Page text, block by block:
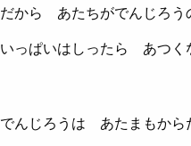
だから あたちがでんじろ
いっぱいはしったら あつく
でんじろうは あたまもか